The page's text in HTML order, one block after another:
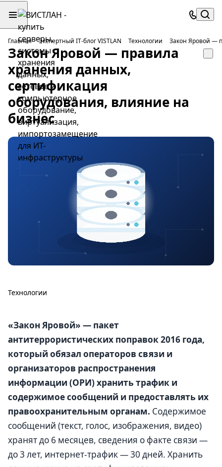
Главная Экспертный IT-блог VISTLAN Технологии Закон Яровой —
Закон Яровой — правила
хранения данных,
сертификация
оборудования, влияние на
бизнес
Технологии
«Закон Яровой» — пакет
антитеррористических поправок 2016 года,
который обязал операторов связи и
организаторов распространения
информации (ОРИ) хранить трафик и
содержимое сообщений и предоставлять их
правоохранительным органам. Содержимое
сообщений (текст, голос, изображения, видео)
хранят до 6 месяцев, сведения о факте связи —
до 3 лет, интернет-трафик — 30 дней. Хранить